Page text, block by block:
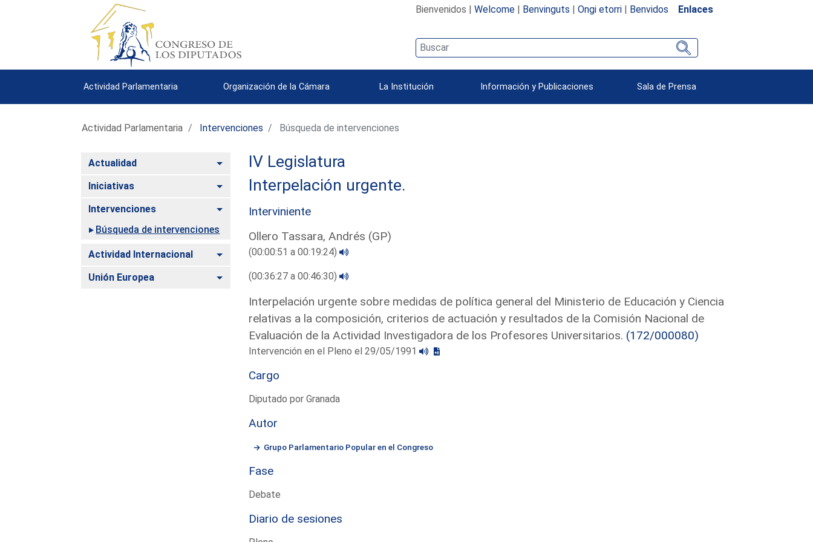
Bienvenidos | Welcome| Benvinguts | Ongi etorri| Benvidos Enlaces
Actividad Parlamentaria Organización de la Cámara La Institución Información y Publicaciones Sala de Prensa
Actividad Parlamentaria Intervenciones Búsqueda de intervenciones
Actualidad Alternar
Iniciativas Alternar
Intervenciones
Alternar
Búsqueda de intervenciones
Actividad Internacional Alternar
Unión Europea Alternar
IV Legislatura
Interpelación urgente.
Interviniente
Ollero Tassara, Andrés (GP)
(00:00:51 a 00:19:24)
(00:36:27 a 00:46:30)
Interpelación urgente sobre medidas de política general del Ministerio de Educación y Ciencia
relativas a la composición, criterios de actuación y resultados de la Comisión Nacional de
Evaluación de la Actividad Investigadora de los Profesores Universitarios. (172/000080)
Intervención en el Pleno el 29/05/1991
Cargo
Diputado por Granada
Autor
Grupo Parlamentario Popular en el Congreso
Fase
Debate
Diario de sesiones